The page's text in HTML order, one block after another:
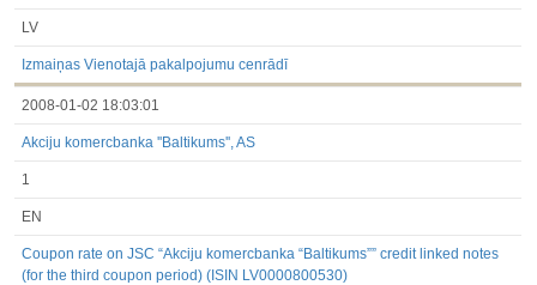
LV
Izmaiņas Vienotajā pakalpojumu cenrādī
2008-01-02 18:03:01
Akciju komercbanka ''Baltikums'', AS
1
EN
Coupon rate on JSC “Akciju komercbanka “Baltikums”” credit linked notes
(for the third coupon period) (ISIN LV0000800530)